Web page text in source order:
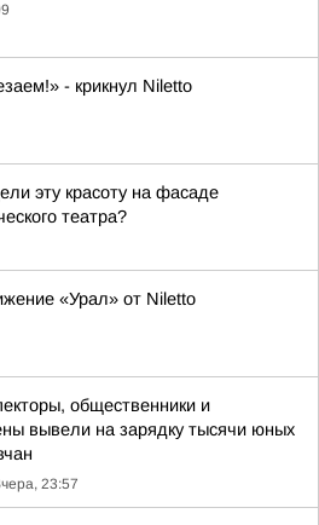
- крикнул Niletto
эту красоту на фасаде
театра?
«Урал» от Niletto
общественники и
вывели на зарядку тысячи юных
23:57